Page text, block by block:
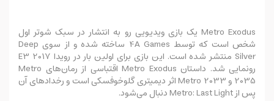
Metro Exodus یک بازی ویدیویی رو به انتشار در سبک شوتر اول
شخص است که توسط 4A Games ساخته شده و از سوی Deep
Silver منتشر شده است. این بازی برای اولین بار در رویدا E3 2017
رونمایی شد. داستان Metro Exodus اقتباسی از رمان‌های Metro
2035 و Metro 2033 اثر دیمیتری گلوخوفسکی است و رخدادهای آن
پس از Metro: Last Light دنبال می‌شود.